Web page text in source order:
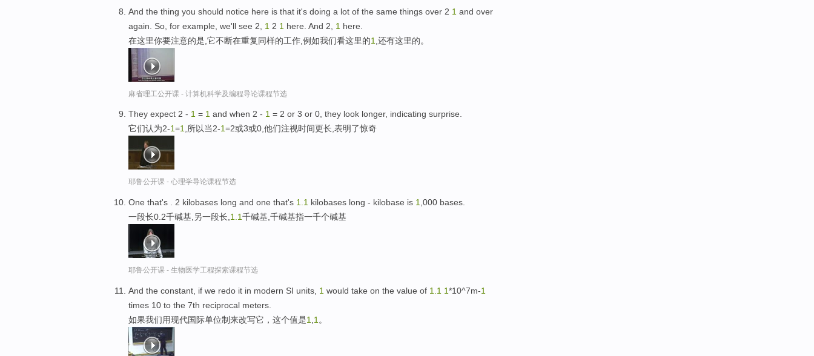
And the thing you should notice here is that it's doing a lot of the same things over 2 1 and over
again. So, for example, we'll see 2, 1 2 1 here. And 2, 1 here.
在这里你要注意的是,它不断在重复同样的工作,例如我们看这里的1 ,还有这里的。
麻省理工公开课 - 计算机科学及编程导论课程节选
They expect 2 - 1 = 1 and when 2 - 1 = 2 or 3 or 0, they look longer, indicating surprise.
它们认为2-1=1,所以当2-1=2或3或0,他们注视时间更长,表明了惊奇
耶鲁公开课 - 心理学导论课程节选
One that's . 2 kilobases long and one that's 1. 1 kilobases long - kilobase is 1 ,000 bases.
一段长0.2千碱基,另一段长, 1. 1千碱基,千碱基指一千个碱基
耶鲁公开课 - 生物医学工程探索课程节选
And the constant, if we redo it in modern SI units, 1 would take on the value of 1. 1 1*10^7m-1
times 10 to the 7th reciprocal meters.
如果我们用现代国际单位制来改写它，这个值是1 1 。